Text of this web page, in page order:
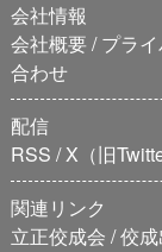
会社情報
会社概要 プラ
合わせ
配信
RSS X（旧
関連リンク
立正佼成会 佼